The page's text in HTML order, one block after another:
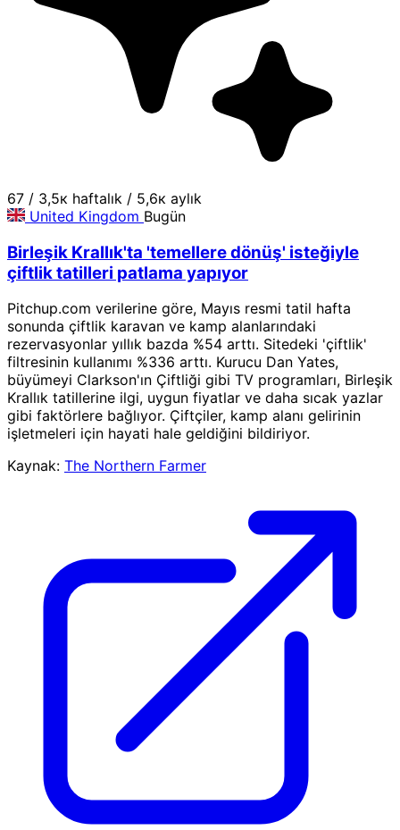
67 / 3,5к haftalık / 5,6к aylık
United Kingdom Bugün
Birleşik Krallık'ta 'temellere dönüş' isteğiyle
çiftlik tatilleri patlama yapıyor
Pitchup.com verilerine göre, Mayıs resmi tatil hafta
sonunda çiftlik karavan ve kamp alanlarındaki
rezervasyonlar yıllık bazda %54 arttı. Sitedeki 'çiftlik'
filtresinin kullanımı %336 arttı. Kurucu Dan Yates,
büyümeyi Clarkson'ın Çiftliği gibi TV programları, Birleşik
Krallık tatillerine ilgi, uygun fiyatlar ve daha sıcak yazlar
gibi faktörlere bağlıyor. Çiftçiler, kamp alanı gelirinin
işletmeleri için hayati hale geldiğini bildiriyor.
Kaynak: The Northern Farmer